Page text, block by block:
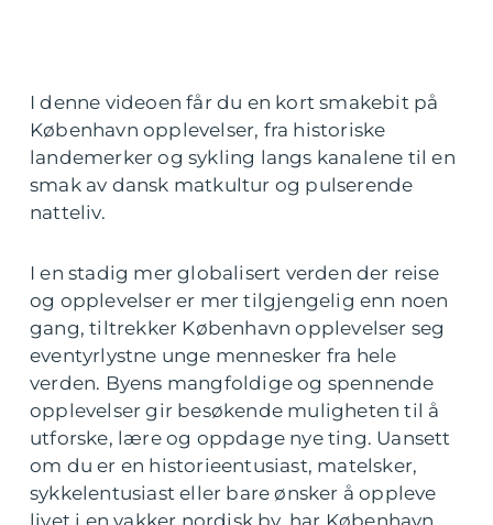
I denne videoen får du en kort smakebit på
København opplevelser, fra historiske
landemerker og sykling langs kanalene til en
smak av dansk matkultur og pulserende
natteliv.
I en stadig mer globalisert verden der reise
og opplevelser er mer tilgjengelig enn noen
gang, tiltrekker København opplevelser seg
eventyrlystne unge mennesker fra hele
verden. Byens mangfoldige og spennende
opplevelser gir besøkende muligheten til å
utforske, lære og oppdage nye ting. Uansett
om du er en historieentusiast, matelsker,
sykkelentusiast eller bare ønsker å oppleve
livet i en vakker nordisk by, har København